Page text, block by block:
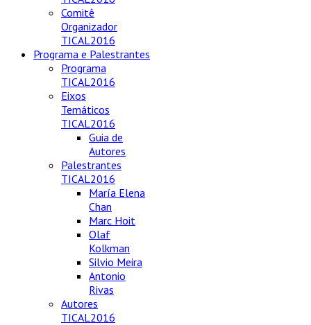
Comitê
Organizador
TICAL2016
Programa e Palestrantes
Programa
TICAL2016
Eixos
Temáticos
TICAL2016
Guia de
Autores
Palestrantes
TICAL2016
María Elena
Chan
Marc Hoit
Olaf
Kolkman
Silvio Meira
Antonio
Rivas
Autores
TICAL2016